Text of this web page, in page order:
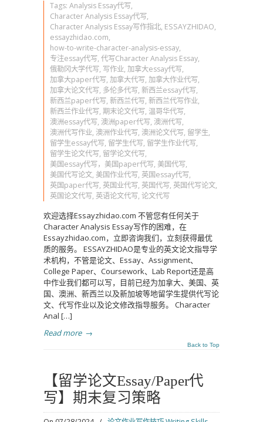
Tags: Analysis Essay代写,
Character Analysis Essay代写,
Character Analysis Essay写作指北, ESSAYZHIDAO,
essayzhidao.com,
how-to-write-character-analysis-essay,
专注essay代写, 代写Character Analysis Essay,
俄勒冈大学代写, 写作业, 加拿大essay代写,
加拿大paper代写, 加拿大代写, 加拿大作业代写,
加拿大论文代写, 多伦多代写, 新西兰essay代写,
新西兰paper代写, 新西兰代写, 新西兰代写作业,
新西兰作业代写, 期末论文代写, 温哥华代写,
澳洲essay代写, 澳洲paper代写, 澳洲代写,
澳洲代写作业, 澳洲作业代写, 澳洲论文代写, 留学生,
留学生essay代写, 留学生代写, 留学生作业代写,
留学生论文代写, 留学论文代写,
美国essay代写，美国paper代写, 美国代写,
美国代写论文, 美国作业代写, 英国essay代写,
英国paper代写, 英国业代写, 英国代写, 英国代写论文,
英国论文代写, 英语论文代写, 论文代写
欢迎选择Essayzhidao.com 不管您有任何关于
Character Analysis Essay写作的困难，在
Essayzhidao.com，立即咨询我们，立刻获得最优
质的服务。 ESSAYZHIDAO是专业的英文论文指导学
术机构，不管是论文、Essay、Assignment、
College Paper、Coursework、Lab Report还是高
中作业我们都可以写，目前已经为加拿大、美国、英
国、澳洲、新西兰以及新加坡等地留学生提供代写论
文、代写作业以及论文修改指导服务。 Character
Anal […]
Read more →
Back to Top
【留学论文Essay/Paper代
写】期末复习策略